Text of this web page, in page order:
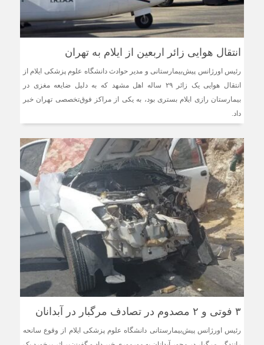
انتقال هوایی زائر اربعین از ایلام به تهران
رئیس اورژانس پیش‌بیمارستانی و مدیر حوادث دانشگاه علوم پزشکی ایلام از
انتقال هوایی یک زائر ۲۹ ساله اهل مشهد که به دلیل ضایعه مغزی در
بیمارستان رازی ایلام بستری بود، به یکی از مراکز فوق‌تخصصی تهران خبر
داد.
۳ فوتی و ۲ مصدوم در تصادف مرگبار در آبدانان
رئیس اورژانس پیش‌بیمارستانی دانشگاه علوم پزشکی ایلام از وقوع سانحه